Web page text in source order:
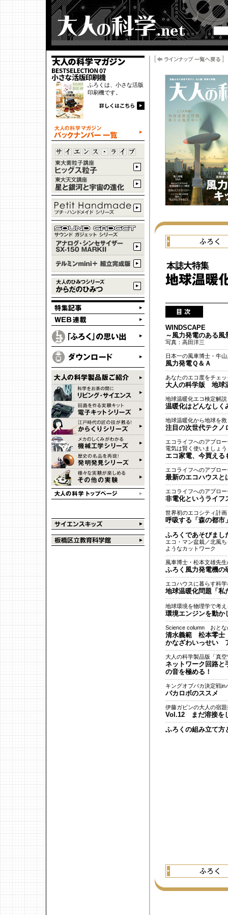
ふろくは、小さな活版
印刷機です。
WINDSCAPE
～風力発電のある風
写真：高田洋三
日本一の風車博士・牛
風力発電Ｑ＆Ａ
あなたのエコ度をチェ
大人の科学版 地球
地球温暖化エコ検定解説
温暖化はどんなしく
地球温暖化から地球を救
注目の次世代テクノ
エコライフへのアプロー
電気は賢く使いましょう
エコ家電、今買える
エコライフへのアプロー
最新のエコハウスと
エコライフへのアプロー
非電化というライフ
世界初のエコシティ計画
呼吸する「森の都市
ふろくであそびまし
エコ・マン盆栽／北風
ようなカットワーク
風車博士・松本文雄先
ふろく風力発電機の
エコハウスに暮らす科
地球温暖化問題「私
地球環境を物理学で考え
環境エンジンを動か
Science column おとな
清水義範 松本零士
かなざわいっせい
大人の科学製品版「真
ネットワーク回路と
の音を極める！
キングオブバカ決定戦in
バカロボのススメ
伊藤ガビンの大人の宿題
Vol.12 まだ溶接を
ふろくの組み立て方